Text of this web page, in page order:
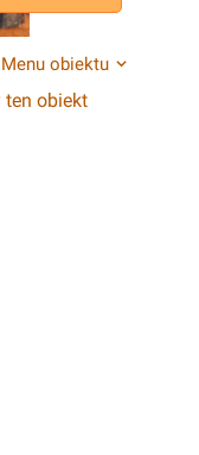
Menu obiektu
ten obiekt